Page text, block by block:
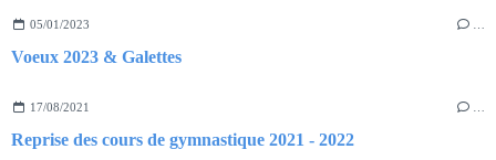
05/01/2023
Voeux 2023 & Galettes
17/08/2021
Reprise des cours de gymnastique 2021 - 2022